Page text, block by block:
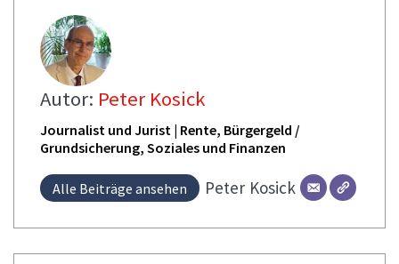
Autor: Peter Kosick
Journalist und Jurist | Rente, Bürgergeld /
Grundsicherung, Soziales und Finanzen
Alle Beiträge ansehen Peter Kosick